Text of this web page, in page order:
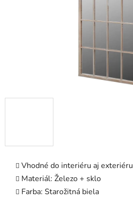
Vhodné do interiéru aj exteriéru
Materiál: Železo + sklo
Farba: Starožitná biela